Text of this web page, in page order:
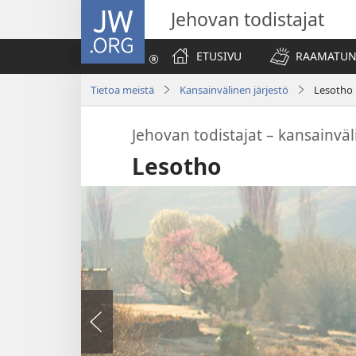
JW.ORG Jehovan todistajat
ETUSIVU
Tietoa meistä Kansainvälinen järjestö Lesotho
Jehovan todistajat –
Lesotho